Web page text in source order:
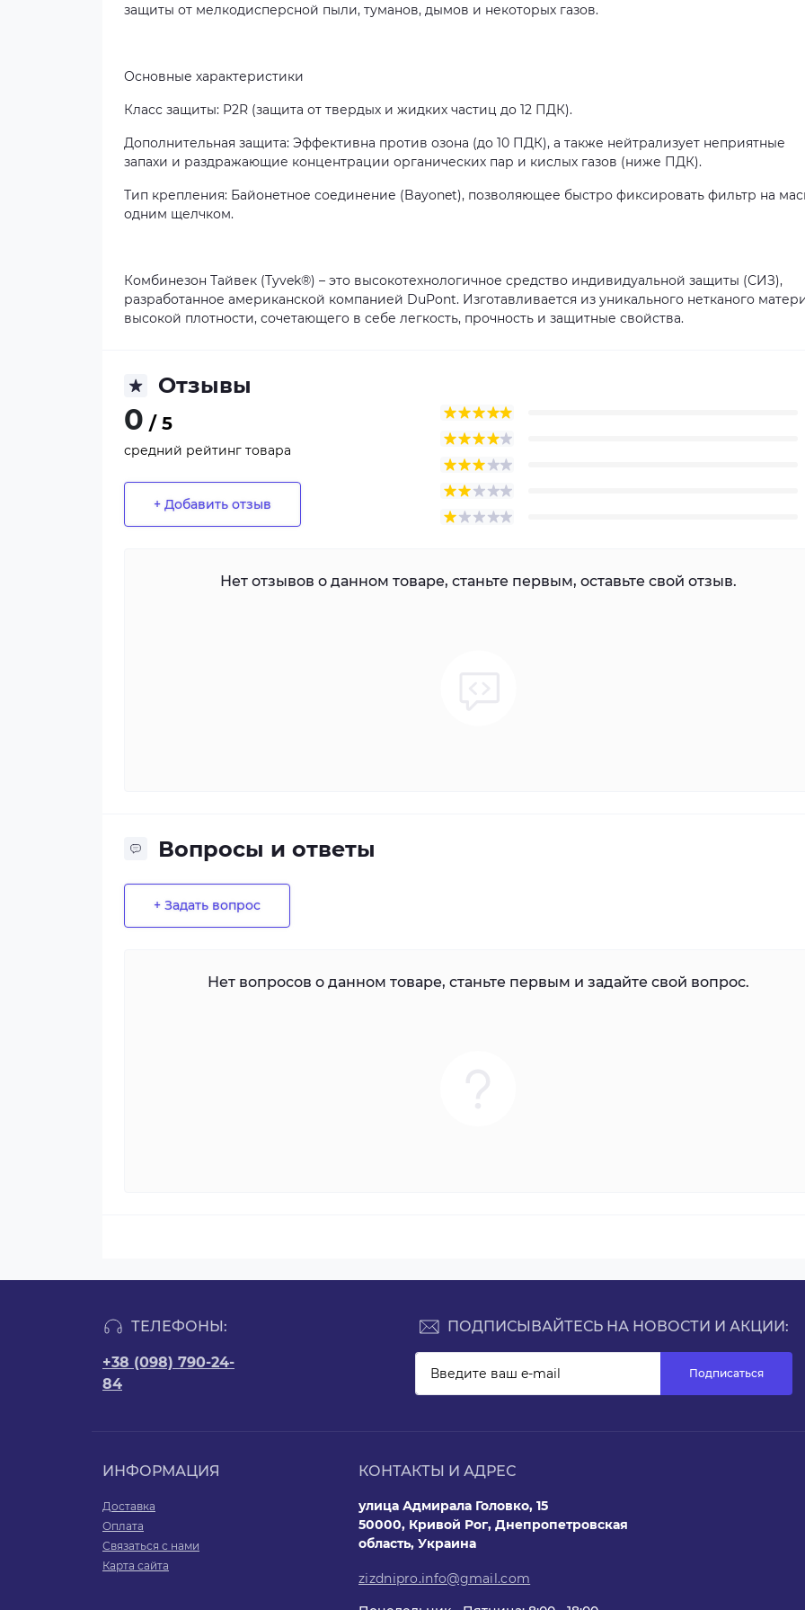
защиты от мелкодисперсной пыли, туманов, дымов и некоторых газов.
Основные характеристики
Класс защиты: P2R (защита от твердых и жидких частиц до 12 ПДК).
Дополнительная защита: Эффективна против озона (до 10 ПДК), а также нейтрализует неприятные
запахи и раздражающие концентрации органических пар и кислых газов (ниже ПДК).
Тип крепления: Байонетное соединение (Bayonet), позволяющее быстро фиксировать фильтр на
одним щелчком.
Комбинезон Тайвек (Tyvek®) – это высокотехнологичное средство индивидуальной защиты (СИЗ),
разработанное американской компанией DuPont. Изготавливается из уникального нетканого
высокой плотности, сочетающего в себе легкость, прочность и защитные свойства.
Отзывы
0 / 5
средний рейтинг товара
+ Добавить отзыв
Нет отзывов о данном товаре, станьте первым, оставьте свой отзыв.
Вопросы и ответы
+ Задать вопрос
Нет вопросов о данном товаре, станьте первым и задайте свой вопрос.
ТЕЛЕФОНЫ:
+38 (098) 790-24-
84
ПОДПИСЫВАЙТЕСЬ НА НОВОСТИ И АКЦИИ:
Подписаться
ИНФОРМАЦИЯ
Доставка
Оплата
Связаться с нами
Карта сайта
КОНТАКТЫ И АДРЕС
улица Адмирала Головко, 15
50000, Кривой Рог, Днепропетровская
область, Украина
zizdnipro.info@gmail.com